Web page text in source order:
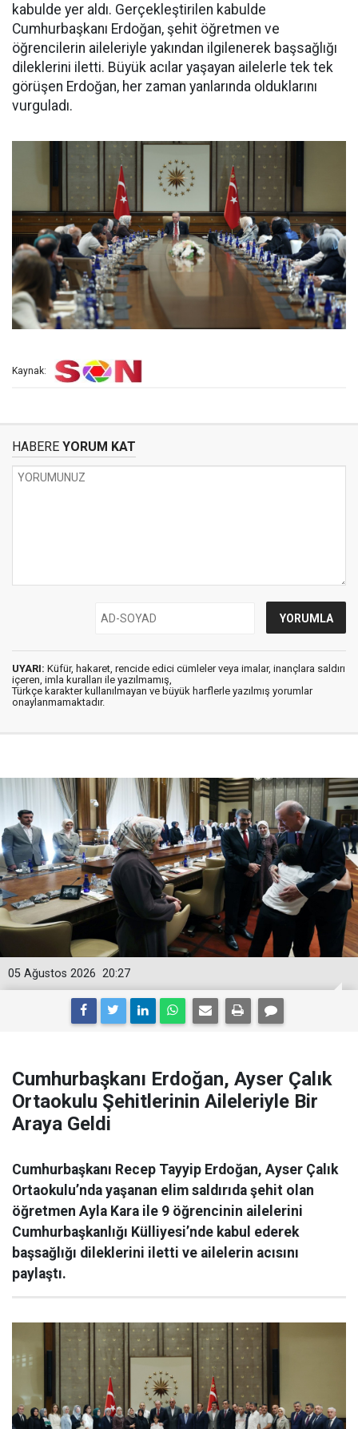
kabulde yer aldı. Gerçekleştirilen kabulde
Cumhurbaşkanı Erdoğan, şehit öğretmen ve
öğrencilerin aileleriyle yakından ilgilenerek başsağlığı
dileklerini iletti. Büyük acılar yaşayan ailelerle tek tek
görüşen Erdoğan, her zaman yanlarında olduklarını
vurguladı.
Kaynak:
HABERE YORUM KAT
UYARI: Küfür, hakaret, rencide edici cümleler veya imalar, inançlara saldırı
içeren, imla kuralları ile yazılmamış,
Türkçe karakter kullanılmayan ve büyük harflerle yazılmış yorumlar
onaylanmamaktadır.
20:27
05 Ağustos 2026
Cumhurbaşkanı Erdoğan, Ayser Çalık
Ortaokulu Şehitlerinin Aileleriyle Bir
Araya Geldi
Cumhurbaşkanı Recep Tayyip Erdoğan, Ayser Çalık
Ortaokulu’nda yaşanan elim saldırıda şehit olan
öğretmen Ayla Kara ile 9 öğrencinin ailelerini
Cumhurbaşkanlığı Külliyesi’nde kabul ederek
başsağlığı dileklerini iletti ve ailelerin acısını
paylaştı.